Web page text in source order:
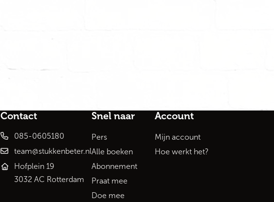
Contact
085-0605180
team@stukkenbeter.nl
Hofplein 19
3032 AC Rotterdam
Snel naar
Pers
Alle boeken
Abonnement
Praat mee
Doe mee
Account
Mijn account
Hoe werkt het?